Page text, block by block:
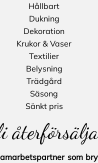
Hållbart
Dukning
Dekoration
Krukor & Vaser
Textilier
Belysning
Trädgård
Säsong
Sänkt pris
som